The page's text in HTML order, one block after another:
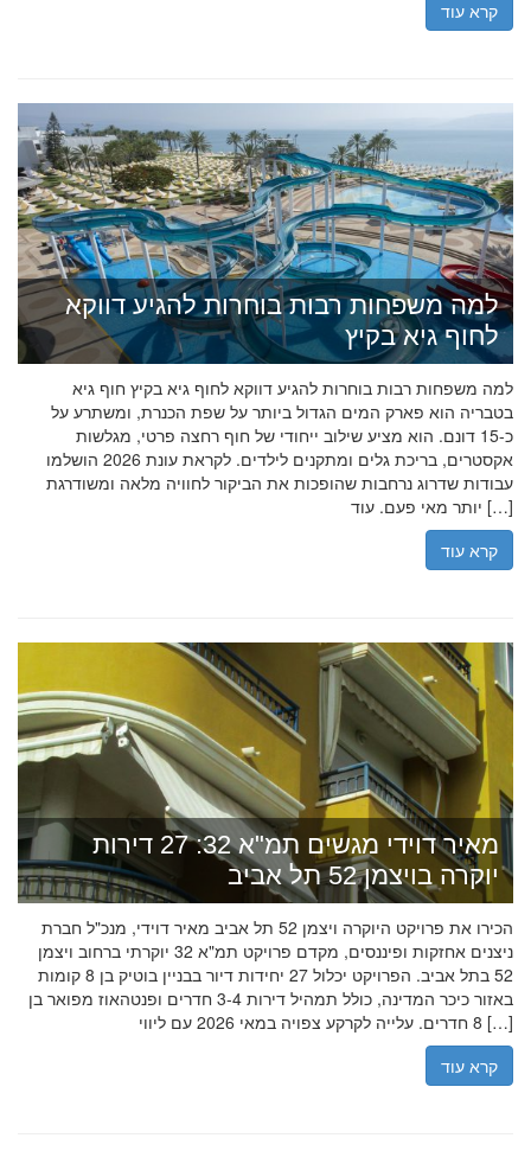
קרא עוד
למה משפחות רבות בוחרות להגיע דווקא
לחוף גיא בקיץ
למה משפחות רבות בוחרות להגיע דווקא לחוף גיא בקיץ חוף גיא
בטבריה הוא פארק המים הגדול ביותר על שפת הכנרת, ומשתרע על
כ-15 דונם. הוא מציע שילוב ייחודי של חוף רחצה פרטי, מגלשות
אקסטרים, בריכת גלים ומתקנים לילדים. לקראת עונת 2026 הושלמו
עבודות שדרוג נרחבות שהופכות את הביקור לחוויה מלאה ומשודרגת
יותר מאי פעם. עוד […]
קרא עוד
מאיר דוידי מגשים תמ"א 32: 27 דירות
יוקרה בויצמן 52 תל אביב
הכירו את פרויקט היוקרה ויצמן 52 תל אביב מאיר דוידי, מנכ"ל חברת
ניצנים אחזקות ופיננסים, מקדם פרויקט תמ"א 32 יוקרתי ברחוב ויצמן
52 בתל אביב. הפרויקט יכלול 27 יחידות דיור בבניין בוטיק בן 8 קומות
באזור כיכר המדינה, כולל תמהיל דירות 3-4 חדרים ופנטהאוז מפואר בן
8 חדרים. עלייה לקרקע צפויה במאי 2026 עם ליווי […]
קרא עוד